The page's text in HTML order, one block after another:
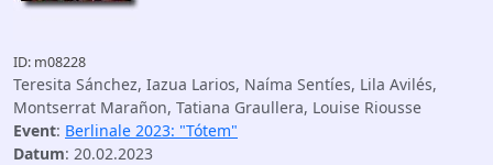
ID: m08228
Teresita Sánchez, Iazua Larios, Naíma Sentíes, Lila Avilés,
Montserrat Marañon, Tatiana Graullera, Louise Riousse
Event: Berlinale 2023: "Tótem"
Datum: 20.02.2023